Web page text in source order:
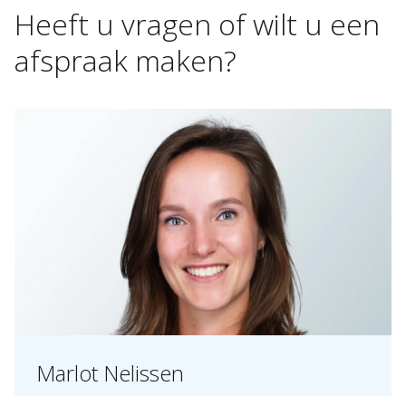
Heeft u vragen ofwilt u een
afspraak maken?
Marlot Nelissen